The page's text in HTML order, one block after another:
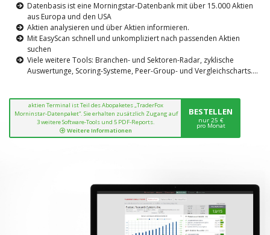
Datenbasis ist eine Morningstar-Datenbank mit über 15.000 Aktien
aus Europa und den USA
Aktien analysieren und über Aktien informieren.
Mit EasyScan schnell und unkompliziert nach passenden Aktien
suchen
Viele weitere Tools: Branchen- und Sektoren-Radar, zyklische
Auswertunge, Scoring-Systeme, Peer-Group- und Vergleichscharts....
aktien Terminal ist Teil des Abopaketes „TraderFox
Morninstar-Datenpaket“. Sie erhalten zusätzlich Zugang auf
3 weitere Software-Tools und 5 PDF-Reports.
Weitere Informationen
BESTELLEN
nur 25 €
pro Monat